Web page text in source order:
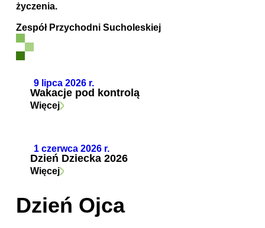
życzenia.
Zespół Przychodni Sucholeskiej
9 lipca 2026 r.
Wakacje pod kontrolą
Więcej
1 czerwca 2026 r.
Dzień Dziecka 2026
Więcej
Dzień Ojca